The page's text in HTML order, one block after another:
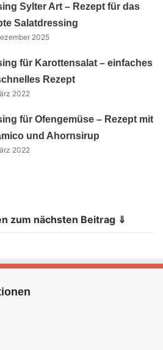
Sylter Art – Rezept für das
Salatdressing
2025
für Karottensalat – einfaches
Rezept
2022
für Ofengemüse – Rezept mit
und Ahornsirup
2022
zum nächsten Beitrag ⇓